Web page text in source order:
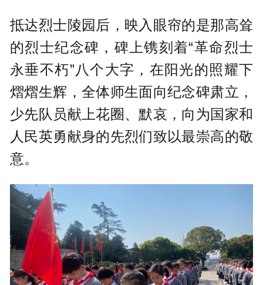
抵达烈士陵园后，映入眼帘的是那高耸
的烈士纪念碑，碑上镌刻着“革命烈士
永垂不朽”八个大字，在阳光的照耀下
熠熠生辉，全体师生面向纪念碑肃立，
少先队员献上花圈、默哀，向为国家和
人民英勇献身的先烈们致以最崇高的敬
意。